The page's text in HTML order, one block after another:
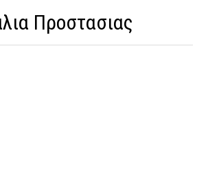
Προστασιας